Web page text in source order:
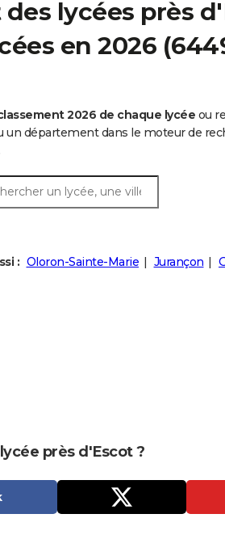
lycées près
en 2026
2026 de chaque lycée ou
un département dans le moteur de
: Oloron-Sainte-Marie Jurançon
près d'Escot ?